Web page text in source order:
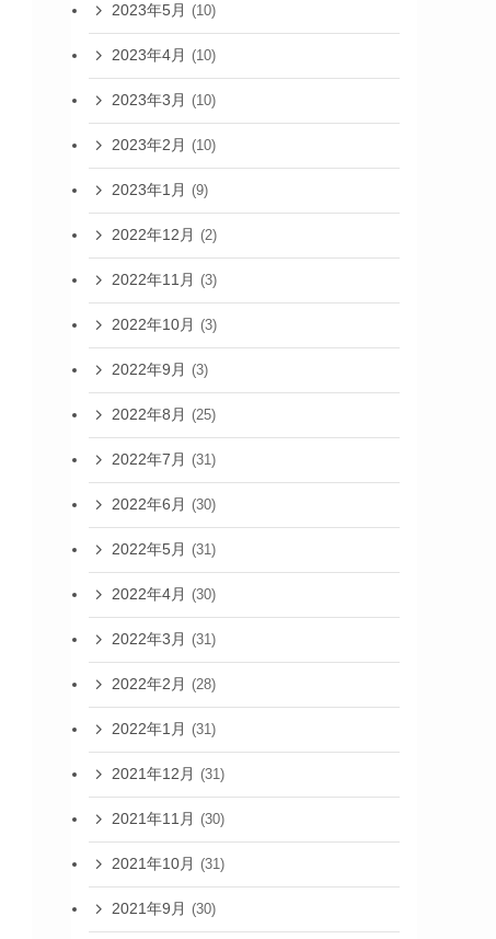
2023年5月 (10)
2023年4月 (10)
2023年3月 (10)
2023年2月 (10)
2023年1月 (9)
2022年12月 (2)
2022年11月 (3)
2022年10月 (3)
2022年9月 (3)
2022年8月 (25)
2022年7月 (31)
2022年6月 (30)
2022年5月 (31)
2022年4月 (30)
2022年3月 (31)
2022年2月 (28)
2022年1月 (31)
2021年12月 (31)
2021年11月 (30)
2021年10月 (31)
2021年9月 (30)